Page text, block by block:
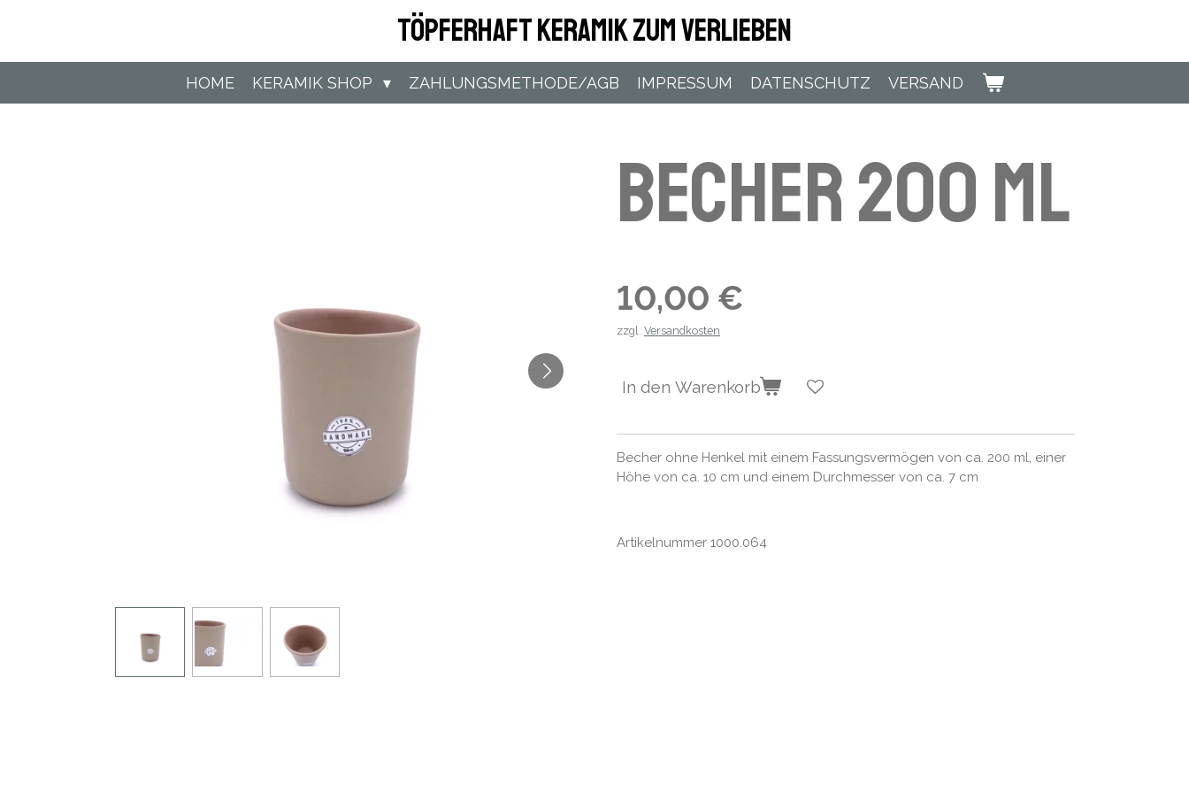
Töpferhaft Keramik zum Verlieben
HOME KERAMIK SHOP ZAHLUNGSMETHODE/AGB IMPRESSUM DATENSCHUTZ VERSAND
Becher 200 ml
10,00 €
zzgl. Versandkosten
In den Warenkorb
Becher ohne Henkel mit einem Fassungsvermögen von ca. 200 ml, einer
Höhe von ca. 10 cm und einem Durchmesser von ca. 7 cm
Artikelnummer 1000.064